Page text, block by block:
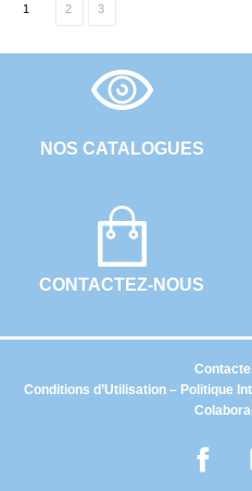
1 2 3
NOS CATALOGUES
CONTACTEZ-NOUS
Conditions d’Utilisation – Politique